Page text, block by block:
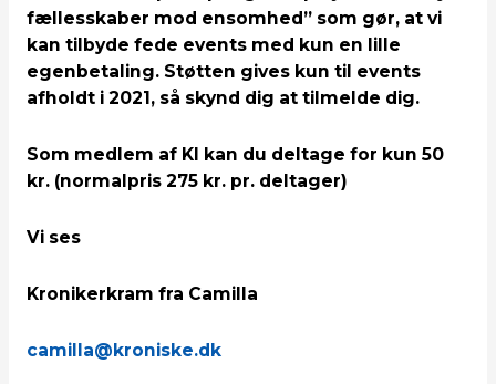
fællesskaber mod ensomhed” som gør, at vi
kan tilbyde fede events med kun en lille
egenbetaling. Støtten gives kun til events
afholdt i 2021, så skynd dig at tilmelde dig.
Som medlem af KI kan du deltage for kun 50
kr. (normalpris 275 kr. pr. deltager)
Vi ses
Kronikerkram fra Camilla
camilla@kroniske.dk